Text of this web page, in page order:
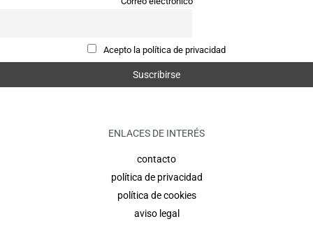
Acepto la política de privacidad
ENLACES DE INTERÉS
contacto
política de privacidad
política de cookies
aviso legal